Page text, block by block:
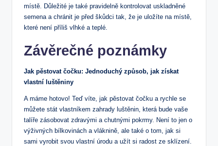
místě. Důležité je také pravidelně kontrolovat uskladněné
semena a chránit je před škůdci tak, že je uložíte na místě,
které není příliš vlhké a teplé.
Závěrečné poznámky
Jak pěstovat čočku: Jednoduchý způsob, jak získat
vlastní luštěniny
A máme hotovo! Teď víte, jak pěstovat čočku a rychle se
můžete stát vlastníkem zahrady luštěnin, která bude vaše
talíře zásobovat zdravými a chutnými pokrmy. Není to jen o
výživných bílkovinách a vláknině, ale také o tom, jak si
sami vyrobit svou vlastní úrodu a užít si radost ze sklízení.